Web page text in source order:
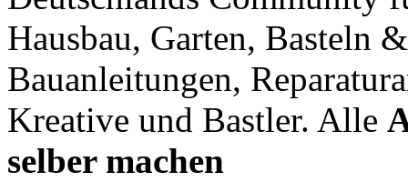
Hausbau, Garten, Basteln
Bauanleitungen,
Kreative und Bastler. Alle
selber machen